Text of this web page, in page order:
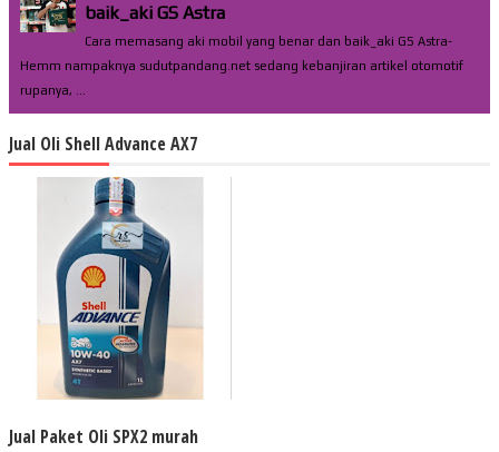
baik_aki GS Astra
Cara memasang aki mobil yang benar dan baik_aki GS Astra-
Hemm nampaknya sudutpandang.net sedang kebanjiran artikel otomotif
rupanya, ...
Jual Oli Shell Advance AX7
Jual Paket Oli SPX2 murah